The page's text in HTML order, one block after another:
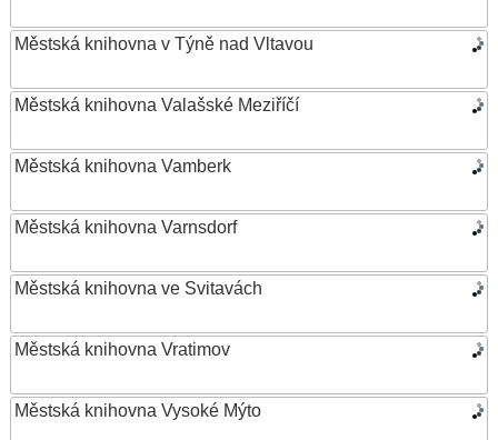
Městská knihovna v Týně nad Vltavou
Městská knihovna Valašské Meziříčí
Městská knihovna Vamberk
Městská knihovna Varnsdorf
Městská knihovna ve Svitavách
Městská knihovna Vratimov
Městská knihovna Vysoké Mýto